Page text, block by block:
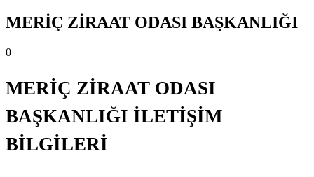
MERİÇ ZİRAAT ODASI BAŞKANLIĞI
0
MERİÇ ZİRAAT ODASI
BAŞKANLIĞI İLETİŞİM
BİLGİLERİ